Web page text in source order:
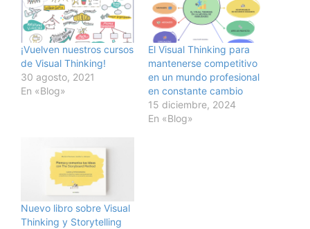
¡Vuelven nuestros cursos
de Visual Thinking!
30 agosto, 2021
En «Blog»
El Visual Thinking para
mantenerse competitivo
en un mundo profesional
en constante cambio
15 diciembre, 2024
En «Blog»
Nuevo libro sobre Visual
Thinking y Storytelling